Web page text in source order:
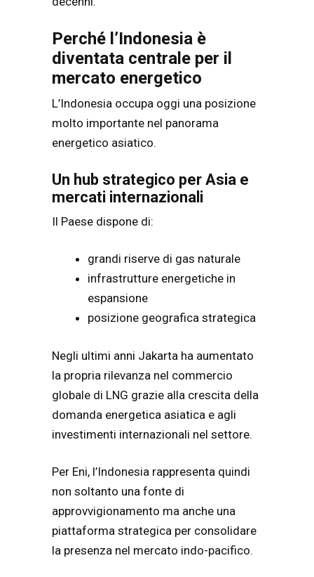
Perché l’Indonesia è
diventata centrale per il
mercato energetico
L’Indonesia occupa oggi una posizione
molto importante nel panorama
energetico asiatico.
Un hub strategico per Asia e
mercati internazionali
Il Paese dispone di:
grandi riserve di gas naturale
infrastrutture energetiche in
espansione
posizione geografica strategica
Negli ultimi anni Jakarta ha aumentato
la propria rilevanza nel commercio
globale di LNG grazie alla crescita della
domanda energetica asiatica e agli
investimenti internazionali nel settore.
Per Eni, l’Indonesia rappresenta quindi
non soltanto una fonte di
approvvigionamento ma anche una
piattaforma strategica per consolidare
la presenza nel mercato indo-pacifico.